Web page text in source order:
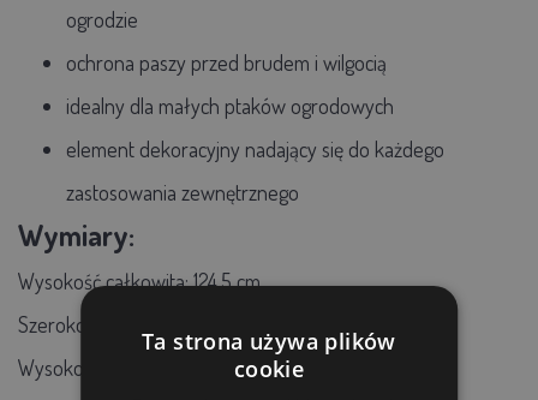
ogrodzie
ochrona paszy przed brudem i wilgocią
idealny dla małych ptaków ogrodowych
element dekoracyjny nadający się do każdego
zastosowania zewnętrznego
Wymiary:
Wysokość całkowita: 124,5 cm
Szerokość stoiska: 34,5 cm
Wysokość stoiska: 20 cm
Ta strona używa plików
cookie